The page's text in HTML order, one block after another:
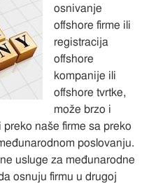
osnivanje
offshore firme ili
registracija
offshore
kompanije ili
offshore tvrtke,
može brzo i
naše firme sa preko
poslovanju.
usluge za međunarodne
osnuju firmu u drugoj